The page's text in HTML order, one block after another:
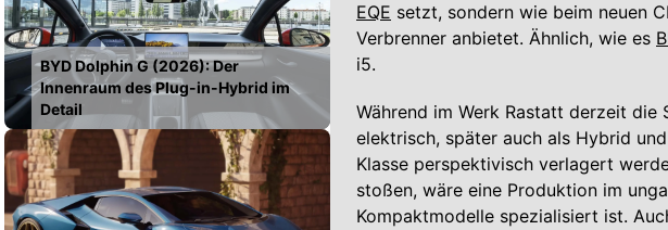
BYD Dolphin G (2026): Der
Innenraum des Plug-in-Hybrid im
Detail
EQE setzt, sondern wie beim neuen
Verbrenner anbietet. Ähnlich, wie es
i5.
Während im Werk Rastatt derzeit
elektrisch, später auch als Hybrid
Klasse perspektivisch verlagert
stoßen, wäre eine Produktion im
Kompaktmodelle spezialisiert ist.